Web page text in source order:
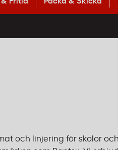
och linjering för skolor